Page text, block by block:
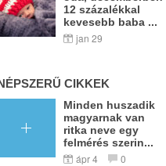
12 százalékkal
kevesebb baba ...
jan 29
CIKKEK
Minden huszadik
magyarnak van
ritka neve egy
felmérés szerin...
ápr 4 0